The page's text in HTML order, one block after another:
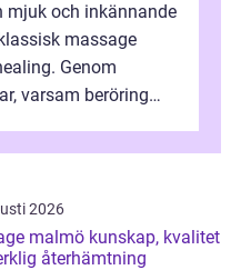
mjuk och inkännande
massage
Genom
varsam beröring
2026
kunskap, kvalitet
återhämtning